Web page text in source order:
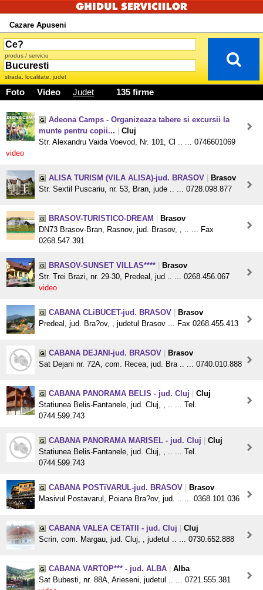
Cazare Apuseni
produs / serviciu
strada, localitate, judet
Foto Video Judet 135 firme
Adeona Camps - Organizeaza tabere si excursii la
munte pentru copii...
Cluj
Str. Alexandru Vaida Voevod, Nr. 101, Cl .. ... 0746601069
video
ALISA TURISM (VILA ALISA)-jud. BRASOV
Brasov
Str. Sextil Puscariu, nr. 53, Bran, jude .. ... 0728.098.877
BRASOV-TURISTICO-DREAM
Brasov
DN73 Brasov-Bran, Rasnov, jud. Brasov, , .. ... Fax
0268.547.391
BRASOV-SUNSET VILLAS****
Brasov
Str. Trei Brazi, nr. 29-30, Predeal, jud .. ... 0268.456.067
video
CABANA CLiBUCET-jud. BRASOV
Brasov
Predeal, jud. Bra?ov, , judetul Brasov ... Fax 0268.455.413
CABANA DEJANI-jud. BRASOV
Brasov
Sat Dejani nr. 72A, com. Recea, jud. Bra .. ... 0740.010.888
CABANA PANORAMA BELIS - jud. Cluj
Cluj
Statiunea Belis-Fantanele, jud. Cluj, , .. ... Tel.
0744.599.743
CABANA PANORAMA MARISEL - jud. Cluj
Cluj
Statiunea Belis-Fantanele, jud. Cluj, , .. ... Tel.
0744.599.743
CABANA POSTiVARUL-jud. BRASOV
Brasov
Masivul Postavarul, Poiana Bra?ov, jud. .. ... 0368.101.036
CABANA VALEA CETATII - jud. Cluj
Cluj
Scrin, com. Margau, jud. Cluj, , judetul .. ... 0730.652.888
CABANA VARTOP*** - jud. ALBA
Alba
Sat Bubesti, nr. 88A, Arieseni, judetul .. ... 0721.555.381